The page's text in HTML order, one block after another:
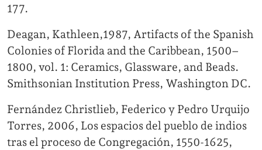
177.
Deagan, Kathleen,1987, Artifacts of the Spanish
Colonies of Florida and the Caribbean, 1500–
1800, vol. 1: Ceramics, Glassware, and Beads.
Smithsonian Institution Press, Washington DC.
Fernández Christlieb, Federico y Pedro Urquijo
Torres, 2006, Los espacios del pueblo de indios
tras el proceso de Congregación, 1550-1625,